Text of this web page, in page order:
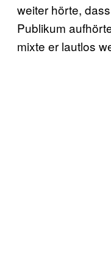
weiter hörte,
Publikum
mixte er lautlos